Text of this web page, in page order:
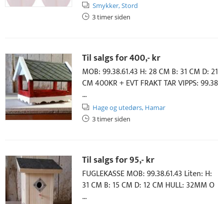
Smykker,Stord
3 timer siden
Til salgs for400,- kr
MOB: 99.38.61.43 H: 28 CM B: 31 CM D: 21
CM 400KR + EVT FRAKT TAR VIPPS: 99.38
...
Hage og utedørs, Hamar
3 timer siden
Til salgs for95,- kr
FUGLEKASSE MOB: 99.38.61.43 Liten: H:
31 CM B: 15 CM D: 12 CM HULL: 32MM O
...